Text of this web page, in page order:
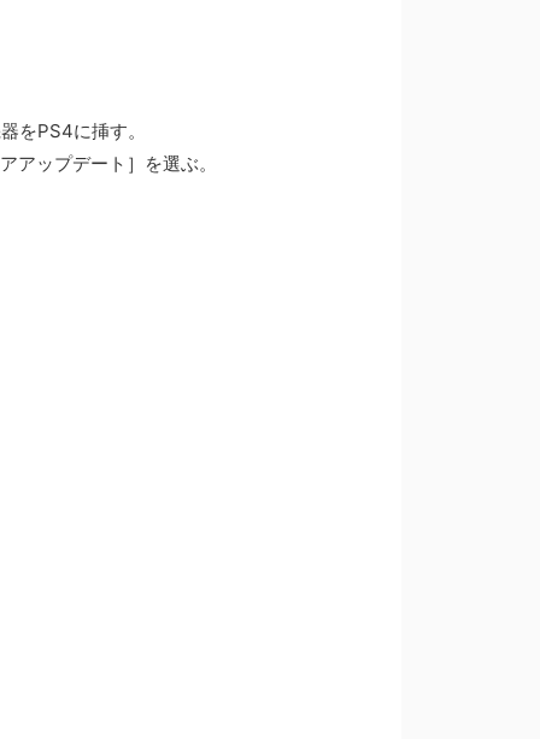
PS4に挿す。
ップデート］を選ぶ。